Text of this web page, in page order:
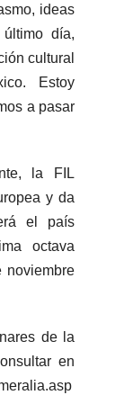
ideas
día,
cultural
Estoy
a pasar
la FIL
y da
el país
octava
noviembre
de la
en